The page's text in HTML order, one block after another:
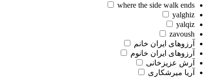
where the side walk ends
yalghiz
yalqiz
zavoush
آرزوهای ایران خانم
آرزوهای ایران خانوم
آرش عزیزخانی
آریا میرشکاری